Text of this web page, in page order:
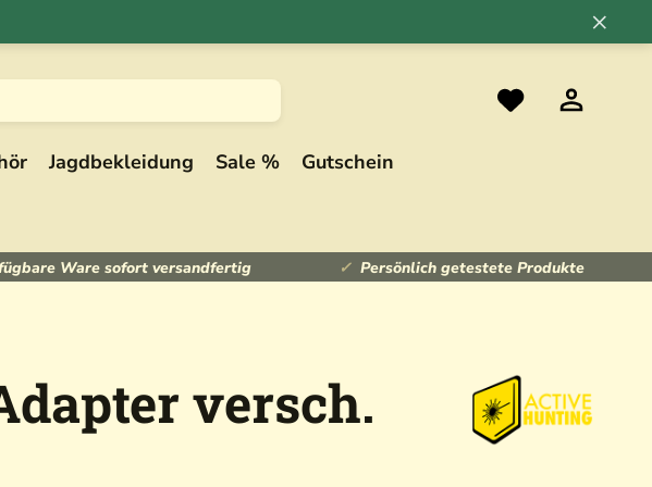
×
Jagdbekleidung Sale % Gutschein
Ware sofort versandfertig Persönlich getestete Produkte
versch.